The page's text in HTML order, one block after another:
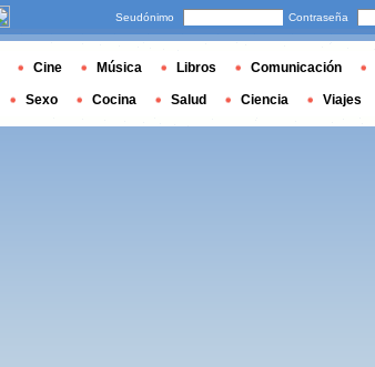
Seudónimo Contraseña
Cine Música Libros Comunicación
Sexo Cocina Salud Ciencia Viajes